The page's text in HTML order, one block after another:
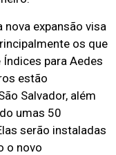
expansão visa
os que
para Aedes
estão
Salvador, além
umas 50
serão instaladas
o novo